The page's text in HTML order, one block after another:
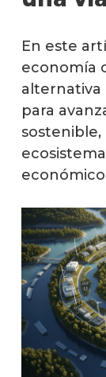
En este
economía
alternativa
para